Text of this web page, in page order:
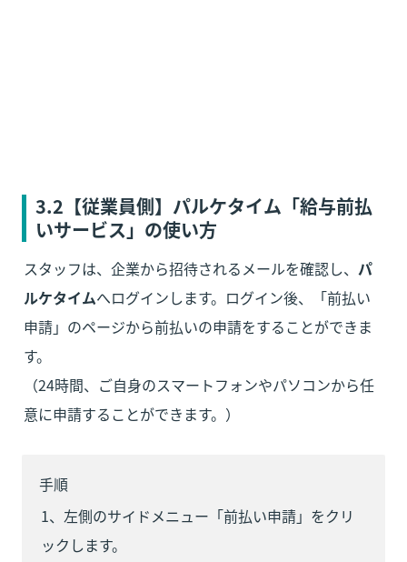
3.2【従業員側】パルケタイム「給与前払
いサービス」の使い方
スタッフは、企業から招待されるメールを確認し、 パ
ルケタイムへログインします。ログイン後、「前払い
申請」のページから前払いの申請をすることができま
す。
（24時間、ご自身のスマートフォンやパソコンから任
意に申請することができます。）
手順
1、左側のサイドメニュー「前払い申請」をクリ
ックします。